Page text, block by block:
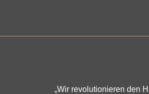
„Wir revolutionieren den